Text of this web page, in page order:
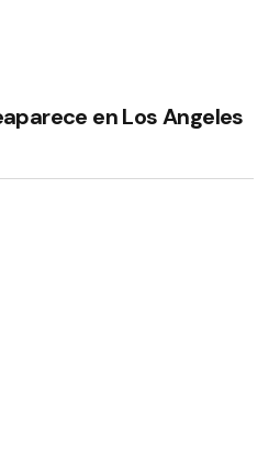
en Los Angeles